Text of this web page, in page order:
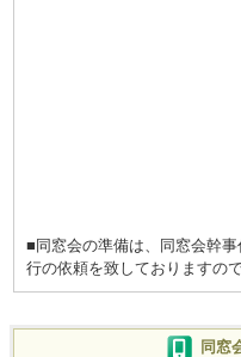
■同窓会の準備は、同窓会幹
行の依頼を致しておりますの
同窓